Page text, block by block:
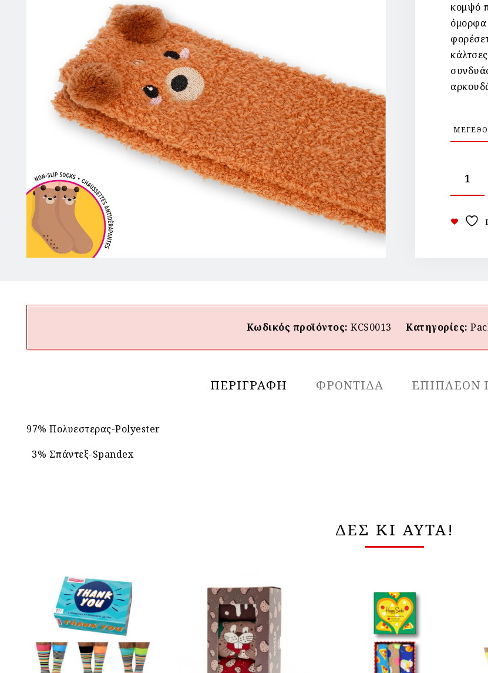
κομψό
όμορφα
Κωδικός προϊόντος:KCS0013 Κατηγορίες:
ΠΕΡΙΓΡΑΦΉ ΦΡΟΝΤΙΔΑ ΕΠΙΠΛΈΟΝ
97% Πολυεστερας-Polyester
3% Σπάντεξ-Spandex
ΔΕΣ ΚΙ ΑΥΤΑ!